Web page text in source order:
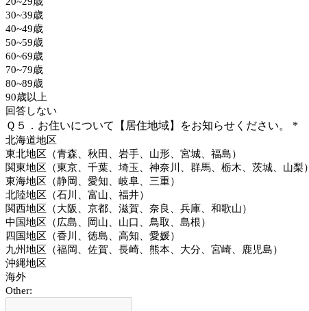
30~39歳
40~49歳
50~59歳
60~69歳
70~79歳
80~89歳
90歳以上
回答しない
Ｑ５．お住いについて【居住地域】をお知らせください。 *
北海道地区
東北地区（青森、秋田、岩手、山形、宮城、福島）
関東地区（東京、千葉、埼玉、神奈川、群馬、栃木、茨城、山梨）
東海地区（静岡、愛知、岐阜、三重）
北陸地区（石川、富山、福井）
関西地区（大阪、京都、滋賀、奈良、兵庫、和歌山）
中国地区（広島、岡山、山口、鳥取、島根）
四国地区（香川、徳島、高知、愛媛）
九州地区（福岡、佐賀、長崎、熊本、大分、宮崎、鹿児島）
沖縄地区
海外
Other: